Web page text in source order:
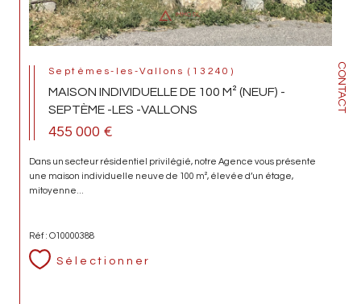
CONTACT
Septèmes-les-Vallons (13240)
MAISON INDIVIDUELLE DE 100 M² (NEUF) -
SEPTÈME -LES -VALLONS
455 000 €
Dans un secteur résidentiel privilégié, notre Agence vous présente
une maison individuelle neuve de 100 m², élevée d’un étage,
mitoyenne...
Réf : O10000388
Sélectionner